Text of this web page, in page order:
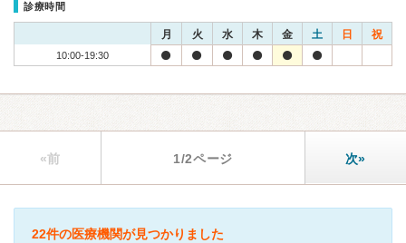
診療時間
月 火 水 木 金 土 日 祝
10:00-19:30
«前 1/2ページ 次»
22件の医療機関が見つかりました